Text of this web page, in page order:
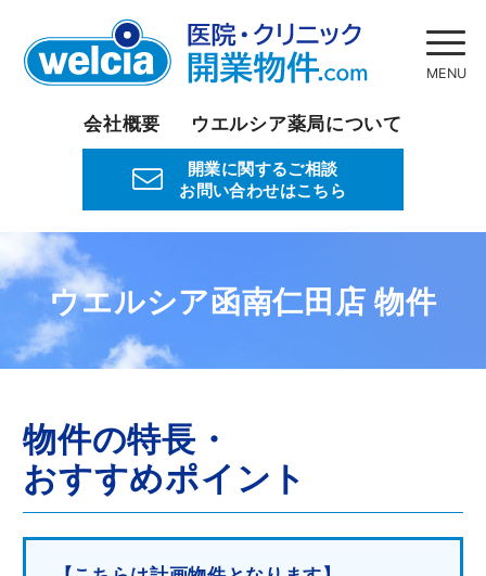
会社概要 ウエルシア薬局について
開業に関するご相談
お問い合わせはこちら
ウエルシア函南仁田店 物件
物件の特長・
おすすめポイント